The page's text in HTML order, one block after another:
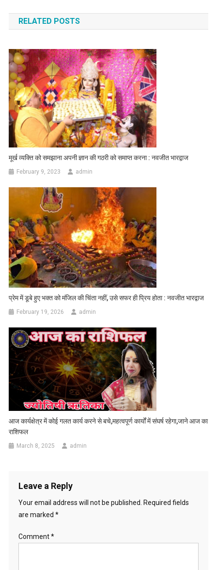
RELATED POSTS
मूर्ख व्यक्ति को समझाना अपनी ज्ञान की गठरी को समाप्त करना : नवजीत भारद्वाज
February 9, 2023 admin
प्रेम में डूबे हुए भक्त को मंजिल की चिंता नहीं, उसे सफर ही प्रिय होता : नवजीत भारद्वाज
February 19, 2026 admin
आज कार्यक्षेत्र में कोई गलत कार्य करने से बचे,महत्वपूर्ण कार्यों में संघर्ष रहेगा,जाने आज का
राशिफल
March 8, 2025 admin
Leave a Reply
Your email address will not be published.
Required fields
are marked *
Comment*